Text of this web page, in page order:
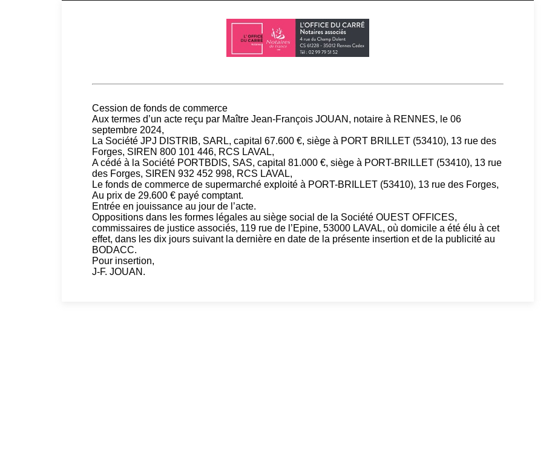
Cession de fonds de commerce
Aux termes d’un acte reçu par Maître Jean-François JOUAN, notaire à RENNES, le 06
septembre 2024,
La Société JPJ DISTRIB, SARL, capital 67.600 €, siège à PORT BRILLET (53410), 13 rue des
Forges, SIREN 800 101 446, RCS LAVAL,
A cédé à la Société PORTBDIS, SAS, capital 81.000 €, siège à PORT-BRILLET (53410), 13 rue
des Forges, SIREN 932 452 998, RCS LAVAL,
Le fonds de commerce de supermarché exploité à PORT-BRILLET (53410), 13 rue des Forges,
Au prix de 29.600 € payé comptant.
Entrée en jouissance au jour de l’acte.
Oppositions dans les formes légales au siège social de la Société OUEST OFFICES,
commissaires de justice associés, 119 rue de l’Epine, 53000 LAVAL, où domicile a été élu à cet
effet, dans les dix jours suivant la dernière en date de la présente insertion et de la publicité au
BODACC.
Pour insertion,
J-F. JOUAN.